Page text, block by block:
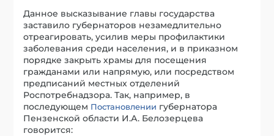
Данное высказывание главы государства
заставило губернаторов незамедлительно
отреагировать, усилив меры профилактики
заболевания среди населения, и в приказном
порядке закрыть храмы для посещения
гражданами или напрямую, или посредством
предписаний местных отделений
Роспотребнадзора. Так, например, в
последующем Постановлении губернатора
Пензенской области И.А. Белозерцева
говорится: